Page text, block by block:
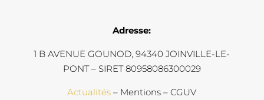
Adresse:
1 B AVENUE GOUNOD, 94340 JOINVILLE-LE-
PONT – SIRET 80958086300029
Actualités – Mentions – CGUV